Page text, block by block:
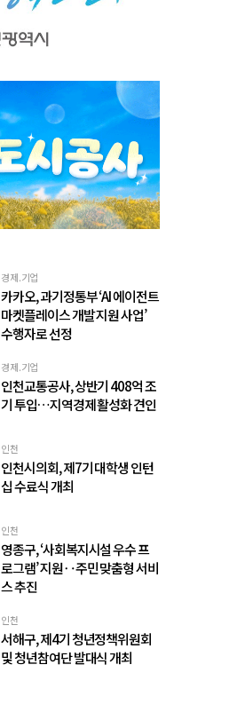
경제.기업
카카오, 과기정통부 ‘AI 에이전트
마켓플레이스 개발 지원 사업’
수행자로 선정
경제.기업
인천교통공사, 상반기 408억 조
기 투입…지역경제 활성화 견인
인천
인천시의회, 제7기 대학생 인턴
십 수료식 개최
인천
영종구, ‘사회복지시설 우수 프
로그램’ 지원‥주민 맞춤형 서비
스 추진
인천
서해구, 제4기 청년정책위원회
및 청년참여단 발대식 개최